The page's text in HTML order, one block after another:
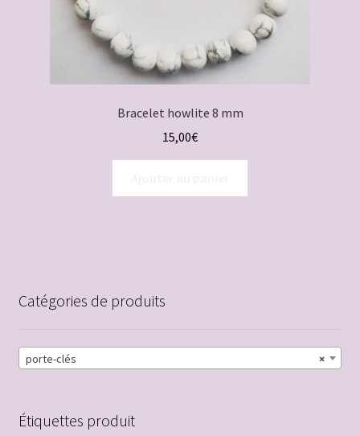
Bracelet howlite 8 mm
15,00€
Catégories de produits
×
porte-clés
Étiquettes produit